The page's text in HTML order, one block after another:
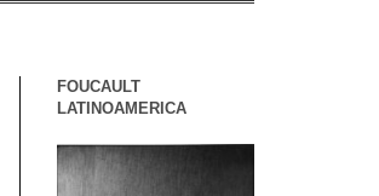
FOUCAULT
LATINOAMERICA